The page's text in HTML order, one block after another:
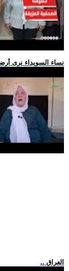
.. نساء السويداء نرى
.. العراق